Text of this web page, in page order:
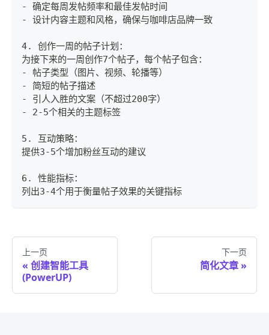
- 确定每周发帖频率和最佳发帖时间
- 设计内容主题和风格，确保与咖啡店品牌一致
4. 创作一周的帖子计划：
为接下来的一周创作7个帖子，每个帖子包含：
- 帖子类型（图片、视频、轮播等）
- 简短的帖子描述
- 引人入胜的文案（不超过200字）
- 2-5个相关的主题标签
5. 互动策略：
提供3-5个增加粉丝互动的建议
6. 性能指标：
列出3-4个用于衡量帖子效果的关键指标
上一页
创建智能工具
(PowerUP)
下一页
简化文章